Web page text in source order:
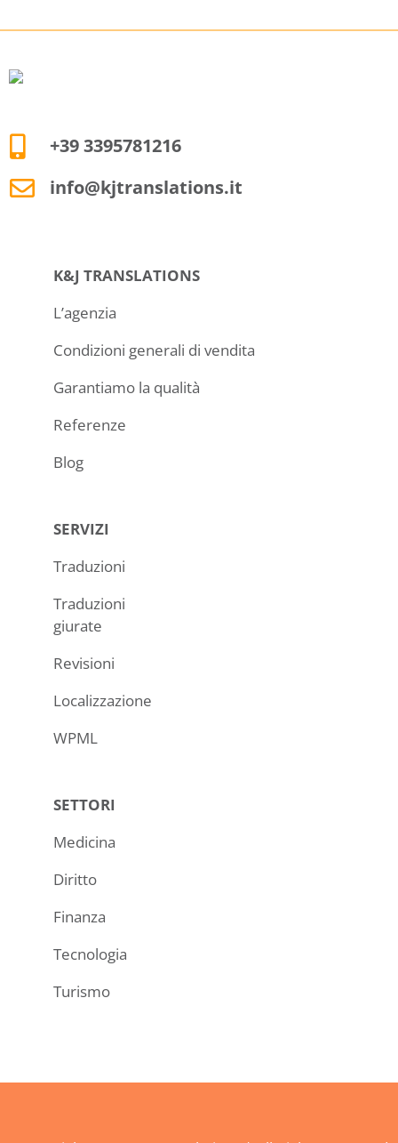
+39 3395781216
info@kjtranslations.it
K&J TRANSLATIONS
L’agenzia
Condizioni generali di vendita
Garantiamo la qualità
Referenze
Blog
SERVIZI
Traduzioni
Traduzioni
giurate
Revisioni
Localizzazione
WPML
SETTORI
Medicina
Diritto
Finanza
Tecnologia
Turismo